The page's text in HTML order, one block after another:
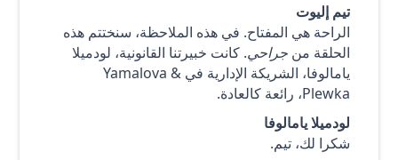
تيم إليوت
الراحة هي المفتاح. في هذه الملاحظة، سنختتم هذه
الحلقة من جراحي. كانت خبيرتنا القانونية، لودميلا
يامالوفا، الشريكة الإدارية في Yamalova &
Plewka، رائعة كالعادة.
لودميلا يامالوفا
شكرا لك، تيم.